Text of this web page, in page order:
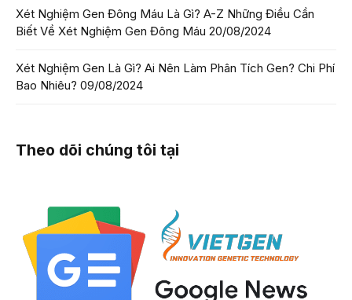
Xét Nghiệm Gen Đông Máu Là Gì? A-Z Những Điều Cần
Biết Về Xét Nghiệm Gen Đông Máu 20/08/2024
Xét Nghiệm Gen Là Gì? Ai Nên Làm Phân Tích Gen? Chi Phí
Bao Nhiêu? 09/08/2024
Theo dõi chúng tôi tại